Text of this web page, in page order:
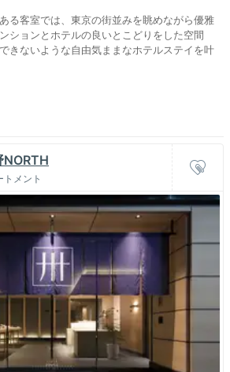
る客室では、東京の街並みを眺めながら優雅
ションとホテルの良いとこどりをした空間
きないような自由気ままなホテルステイを叶
メント